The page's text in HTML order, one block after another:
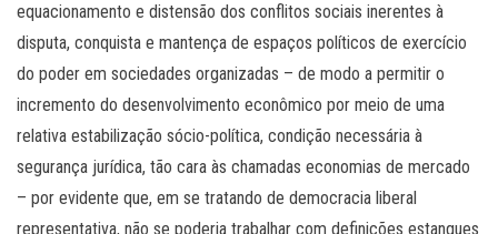
equacionamento e distensão dos conflitos sociais inerentes à
disputa, conquista e mantença de espaços políticos de exercício
do poder em sociedades organizadas – de modo a permitir o
incremento do desenvolvimento econômico por meio de uma
relativa estabilização sócio-política, condição necessária à
segurança jurídica, tão cara às chamadas economias de mercado
– por evidente que, em se tratando de democracia liberal
representativa, não se poderia trabalhar com definições estanques